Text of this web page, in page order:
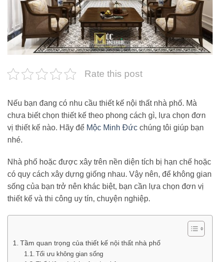
Rate this post
Nếu bạn đang có nhu cầu thiết kế nội thất nhà phố. Mà
chưa biết chọn thiết kế theo phong cách gì, lựa chọn đơn
vị thiết kế nào. Hãy để Mộc Minh Đức chúng tôi giúp bạn
nhé.
Nhà phố hoặc được xây trên nền diện tích bị hạn chế hoặc
có quy cách xây dựng giống nhau. Vậy nên, để không gian
sống của bạn trở nên khác biệt, bạn cần lựa chọn đơn vị
thiết kế và thi công uy tín, chuyện nghiệp.
Tầm quan trọng của thiết kế nội thất nhà phố
Tối ưu không gian sống